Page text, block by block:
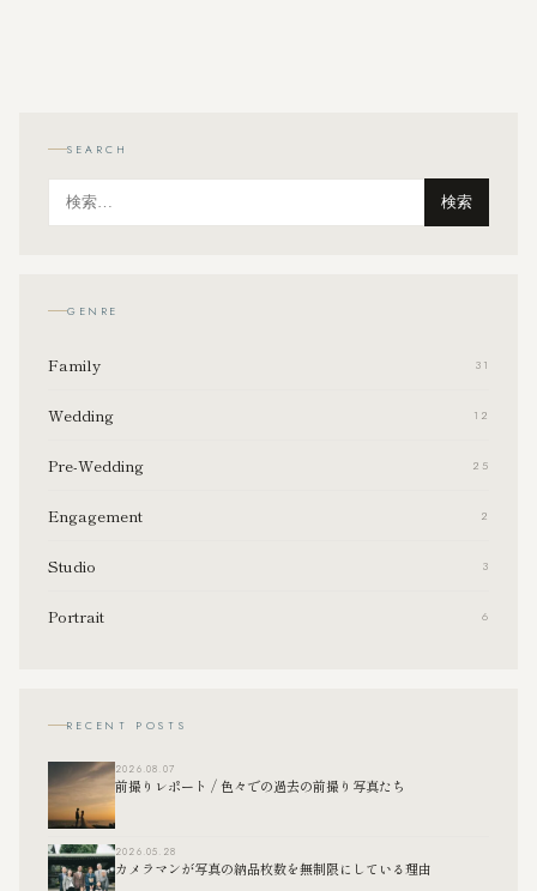
SEARCH
検索
GENRE
Family 31
Wedding 12
Pre-Wedding 25
Engagement 2
Studio 3
Portrait 6
RECENT POSTS
2026.08.07
前撮りレポート / 色々での過去の前撮り写真たち
2026.05.28
カメラマンが写真の納品枚数を無制限にしている理由